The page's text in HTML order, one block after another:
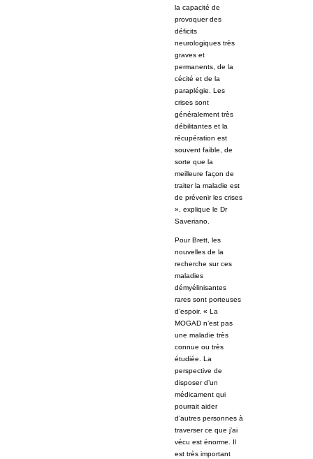
la capacité de
provoquer des
déficits
neurologiques très
graves et
permanents, de la
cécité et de la
paraplégie. Les
crises sont
généralement très
débilitantes et la
récupération est
souvent faible, de
sorte que la
meilleure façon de
traiter la maladie est
de prévenir les crises
», explique le Dr
Saveriano.
Pour Brett, les
nouvelles de la
recherche sur ces
maladies
démyélinisantes
rares sont porteuses
d’espoir. « La
MOGAD n’est pas
une maladie très
connue ou très
étudiée. La
perspective de
disposer d’un
médicament qui
pourrait aider
d’autres personnes à
traverser ce que j’ai
vécu est énorme. Il
est très important